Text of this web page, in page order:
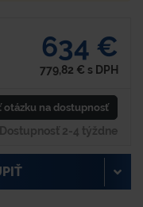
634 €
779,82 € s DPH
otázku na dostupnosť
Dostupnosť 2-4 týždne